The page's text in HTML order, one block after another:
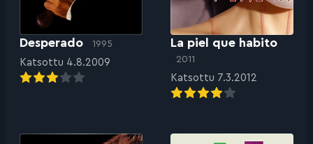
Desperado 1995
Katsottu 4.8.2009
La piel que habito
2011
Katsottu 7.3.2012